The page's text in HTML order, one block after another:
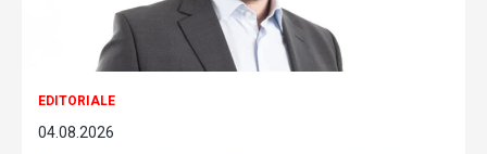
EDITORIALE
04.08.2026